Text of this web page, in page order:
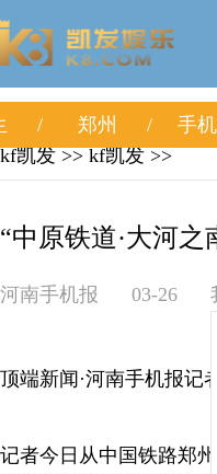
郑州 手
kf凯发 >> kf凯发 >>
“中原铁道·大河
河南手机报 03-26
顶端新闻·河南手机报记
记者今日从中国铁路郑